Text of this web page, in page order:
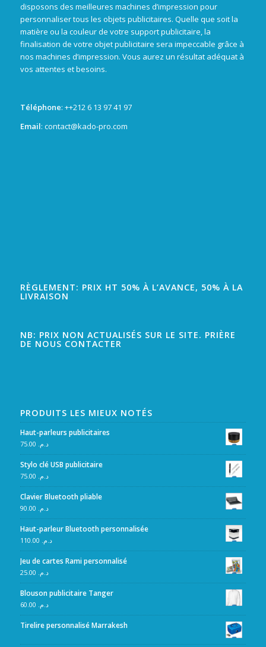
disposons des meilleures machines d’impression pour
personnaliser tous les objets publicitaires. Quelle que soit la
matière ou la couleur de votre support publicitaire, la
finalisation de votre objet publicitaire sera impeccable grâce à
nos machines d’impression. Vous aurez un résultat adéquat à
vos attentes et besoins.
Téléphone: ++212 6 13 97 41 97
Email: contact@kado-pro.com
RÈGLEMENT: PRIX HT 50% À L’AVANCE, 50% À LA
LIVRAISON
NB: PRIX NON ACTUALISÉS SUR LE SITE. PRIÈRE
DE NOUS CONTACTER
PRODUITS LES MIEUX NOTÉS
Haut-parleurs publicitaires
د.م.
Stylo clé USB publicitaire
د.م.
Clavier Bluetooth pliable
د.م.
Haut-parleur Bluetooth personnalisée
د.م.
Jeu de cartes Rami personnalisé
د.م.
Blouson publicitaire Tanger
د.م.
Tirelire personnalisé Marrakesh